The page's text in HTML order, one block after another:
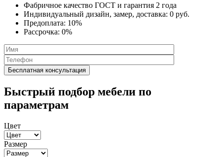
Фабричное качество ГОСТ и гарантия 2 года
Индивидуальный дизайн, замер, доставка: 0 руб.
Предоплата: 10%
Рассрочка: 0%
Быстрый подбор мебели по
параметрам
Цвет
Размер